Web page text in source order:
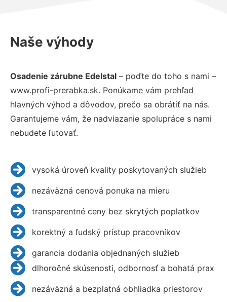
Naše výhody
Osadenie zárubne Edelstal – poďte do toho s nami –
www.profi-prerabka.sk. Ponúkame vám prehľad
hlavných výhod a dôvodov, prečo sa obrátiť na nás.
Garantujeme vám, že nadviazanie spolupráce s nami
nebudete ľutovať.
vysoká úroveň kvality poskytovaných služieb
nezáväzná cenová ponuka na mieru
transparentné ceny bez skrytých poplatkov
korektný a ľudský prístup pracovníkov
garancia dodania objednaných služieb
dlhoročné skúsenosti, odbornosť a bohatá prax
nezáväzná a bezplatná obhliadka priestorov